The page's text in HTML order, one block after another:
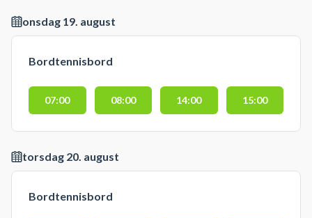
onsdag 19. august
Bordtennisbord
07:00 08:00 14:00 15:00
torsdag 20. august
Bordtennisbord